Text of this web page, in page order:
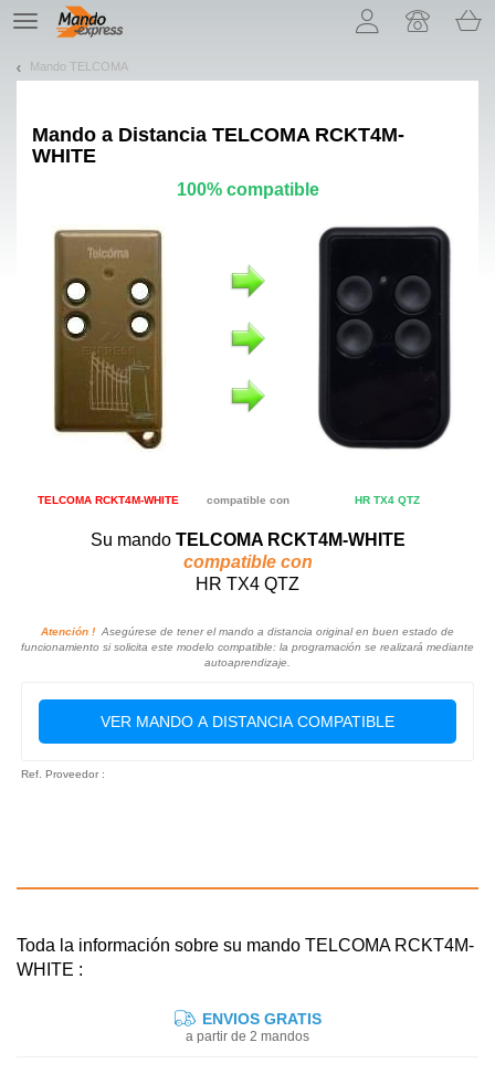
TE
navigation
Mando TELCOMA
Mando a Distancia TELCOMA RCKT4M-
WHITE
100% compatible
TELCOMA RCKT4M-WHITE compatible con HR TX4 QTZ
Su mando TELCOMA RCKT4M-WHITE
compatible con
HR TX4 QTZ
Atención ! Asegúrese de tener el mando a distancia original en buen estado de
funcionamiento si solicita este modelo compatible: la programación se realizará mediante
autoaprendizaje.
VER MANDO A DISTANCIA COMPATIBLE
Ref. Proveedor :
Toda la información sobre su mando TELCOMA RCKT4M-
WHITE :
ENVIOS GRATIS
a partir de 2 mandos
¡Permítenos presentarte nuestras cookies!